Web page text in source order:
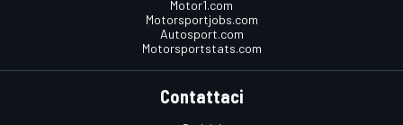
Motor1.com
Motorsportjobs.com
Autosport.com
Motorsportstats.com
Contattaci